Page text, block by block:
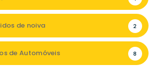
de noiva 2
de Automóveis 8